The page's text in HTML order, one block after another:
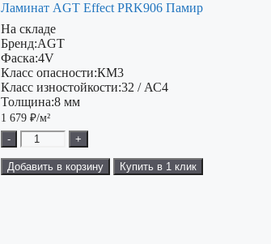
Ламинат AGT Effect PRK906 Памир
На складе
Бренд:AGT
Фаска:4V
Класс опасности:КМ3
Класс изностойкости:32 / АС4
Толщина:8 мм
1 679 ₽/м²
-
+
Добавить в корзину Купить в 1 клик